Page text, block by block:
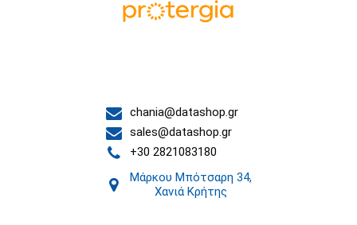
chania@datashop.gr
sales@datashop.gr
+30 2821083180
Μάρκου Μπότσαρη 34,
Χανιά Κρήτης